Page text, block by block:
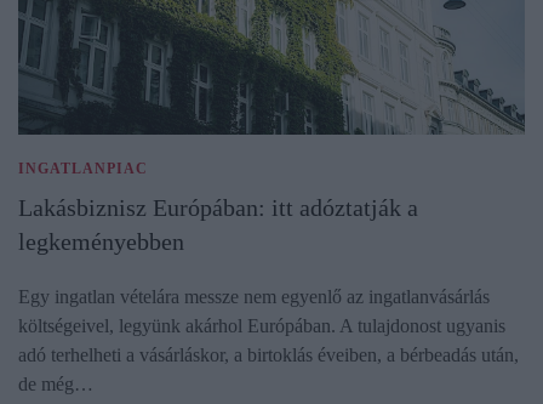
INGATLANPIAC
Lakásbiznisz Európában: itt adóztatják a
legkeményebben
Egy ingatlan vételára messze nem egyenlő az ingatlanvásárlás
költségeivel, legyünk akárhol Európában. A tulajdonost ugyanis
adó terhelheti a vásárláskor, a birtoklás éveiben, a bérbeadás után,
de még…